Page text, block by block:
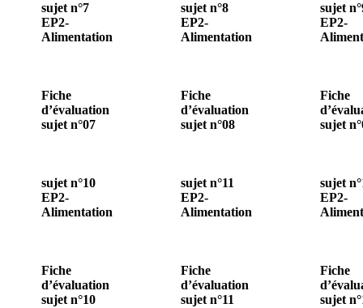
sujet n°7
EP2-
Alimentation
sujet n°8
EP2-
Alimentation
sujet
EP2-
Fiche
d’évaluation
sujet n°07
Fiche
d’évaluation
sujet n°08
Fiche
sujet
sujet n°10
EP2-
Alimentation
sujet n°11
EP2-
Alimentation
sujet
EP2-
Fiche
d’évaluation
sujet n°10
Fiche
d’évaluation
sujet n°11
Fiche
sujet